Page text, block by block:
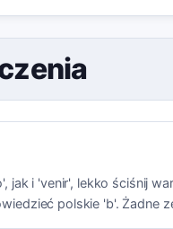
jak i 'venir', lekko ściśnij
polskie 'b'. Żadne